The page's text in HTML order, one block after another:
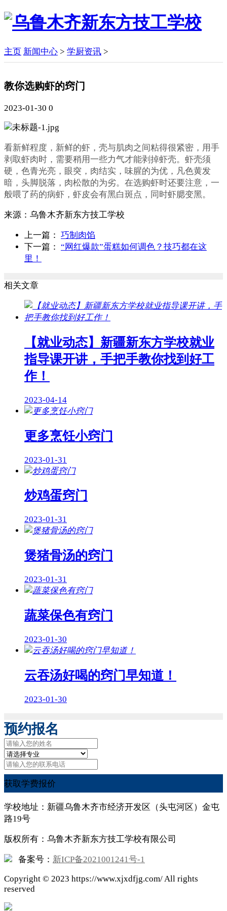
主页 新闻中心 > 学厨资讯 >
教你选购虾的窍门
2023-01-30 0
看新鲜程度，新鲜的虾，壳与肌肉之间粘得很紧密，用手
剥取虾肉时，需要稍用一些力气才能剥掉虾壳。虾壳须
硬，色青光亮，眼突，肉结实，味腥的为优，凡色黄发
暗，头脚脱落，肉松散的为劣。在选购虾时还要注意，一
般喂了药的病虾，虾皮会有黑白斑点，同时虾腮变黑。
来源： 乌鲁木齐新东方技工学校
上一篇： 巧制肉馅
下一篇： “网红爆款”蛋糕如何调色？技巧都在这
里！
相关文章
【就业动态】新疆新东方学校就业
指导课开讲，手把手教你找到好工
作！
2023-04-14
更多烹饪小窍门
2023-01-31
炒鸡蛋窍门
2023-01-31
煲猪骨汤的窍门
2023-01-31
蔬菜保色有窍门
2023-01-30
云吞汤好喝的窍门早知道！
2023-01-30
预约报名
获取学费报价
学校地址：新疆乌鲁木齐市经济开发区（头屯河区）金屯
路19号
版权所有：乌鲁木齐新东方技工学校有限公司
备案号： 新ICP备2021001241号-1
Copyright © 2023 https://www.xjxdfjg.com/ All rights
reserved